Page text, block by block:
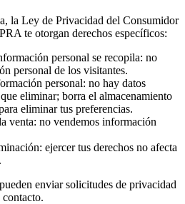
la Ley de Privacidad del Consumidor
te otorgan derechos específicos:
personal se recopila: no
personal de los visitantes.
personal: no hay datos
eliminar; borra el almacenamiento
eliminar tus preferencias.
venta: no vendemos información
ejercer tus derechos no afecta
enviar solicitudes de privacidad
contacto.